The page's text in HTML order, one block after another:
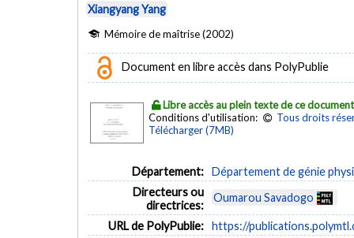
Xiangyang Yang
Mémoire de maîtrise (2002)
Document en libre accès dans PolyPublie
Libre accès au plein texte de ce document
Conditions d'utilisation:
Tous droits
Télécharger (7MB)
Département: Département de génie
Directeurs ou
directrices:
Oumarou Savadogo
URL de PolyPublie: https://